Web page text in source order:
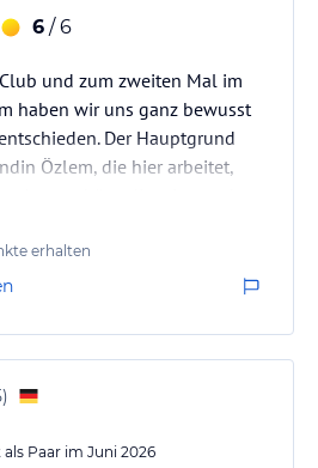
6 / 6
und zum zweiten Mal im
haben wir uns ganz bewusst
Der Hauptgrund
Özlem, die hier arbeitet,
ruhigeren Urlaub gewollt,
für das Resort bei Mehmet
sind hervorragend, aber für
2 Uhr an und wurden
erhalten
)
als Paar im Juni 2026